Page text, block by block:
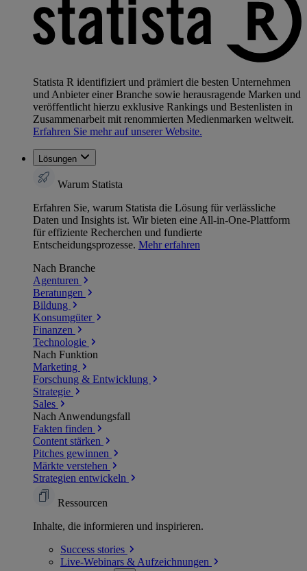
Statista R identifiziert und prämiert die besten Unternehmen
und Anbieter einer Branche sowie herausragende Marken und
veröffentlicht hierzu exklusive Rankings und Bestenlisten in
Zusammenarbeit mit renommierten Medienmarken weltweit.
Erfahren Sie mehr auf unserer Website.
Lösungen
Warum Statista
Erfahren Sie, warum Statista die Lösung für verlässliche
Daten und Insights ist. Wir bieten eine All-in-One-Plattform
für effiziente Recherchen und fundierte
Entscheidungsprozesse. Mehr erfahren
Nach Branche
Agenturen
Beratungen
Bildung
Konsumgüter
Finanzen
Technologie
Nach Funktion
Marketing
Forschung & Entwicklung
Strategie
Sales
Nach Anwendungsfall
Fakten finden
Content stärken
Pitches gewinnen
Märkte verstehen
Strategien entwickeln
Ressourcen
Inhalte, die informieren und inspirieren.
Success stories
Live-Webinars & Aufzeichnungen